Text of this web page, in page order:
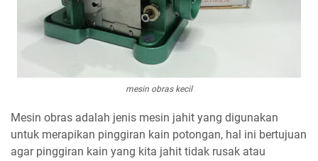
mesin obras kecil
Mesin obras adalah jenis mesin jahit yang digunakan
untuk merapikan pinggiran kain potongan, hal ini bertujuan
agar pinggiran kain yang kita jahit tidak rusak atau